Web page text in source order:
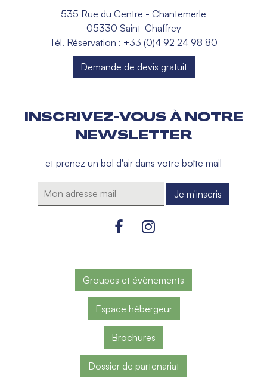
535 Rue du Centre - Chantemerle
05330 Saint-Chaffrey
Tél. Réservation : +33 (0)4 92 24 98 80
Demande de devis gratuit
INSCRIVEZ-VOUS À NOTRE
NEWSLETTER
et prenez un bol d'air dans votre boîte mail
Groupes et évènements
Espace hébergeur
Brochures
Dossier de partenariat